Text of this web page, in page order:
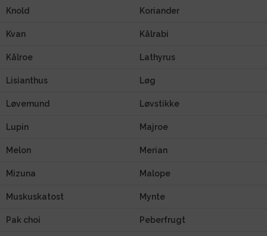
Knold Koriander
Kvan Kålrabi
Kålroe Lathyrus
Lisianthus Løg
Løvemund Løvstikke
Lupin Majroe
Melon Merian
Mizuna Malope
Muskuskatost Mynte
Pak choi Peberfrugt